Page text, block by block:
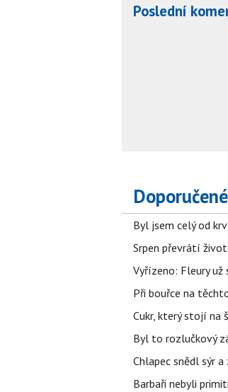
Poslední
Byl jsem celý od
Srpen převrátí
Vyřízeno: Fleury
Při bouřce na
Cukr, který stojí na
Byl to rozlučkový
Chlapec snědl sýr
Barbaři nebyli